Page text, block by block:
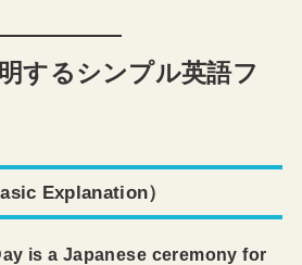
するシンプル英語フ
Explanation）
is a Japanese ceremony for